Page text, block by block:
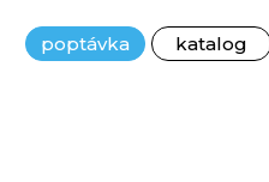
poptávka katalog